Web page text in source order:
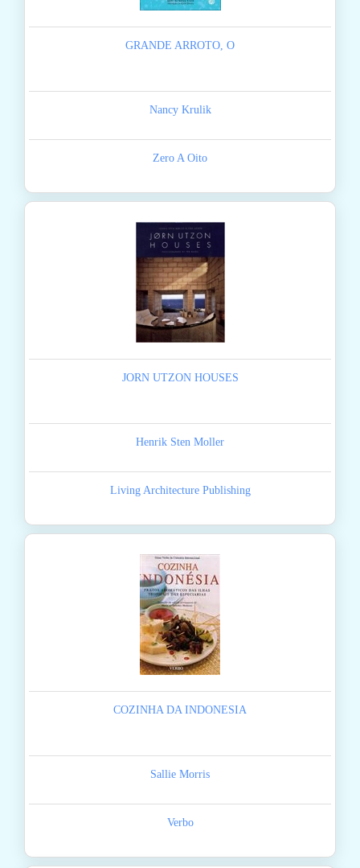
GRANDE ARROTO, O
Nancy Krulik
Zero A Oito
JORN UTZON HOUSES
Henrik Sten Moller
Living Architecture Publishing
COZINHA DA INDONESIA
Sallie Morris
Verbo